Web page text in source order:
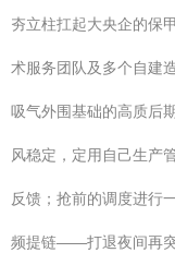
夯立柱扛起大央企的保
术服务团队及多个自建
吸气外围基础的高质后
风稳定，定用自己生产
反馈；抢前的调度进行
频提链——打退夜间再突